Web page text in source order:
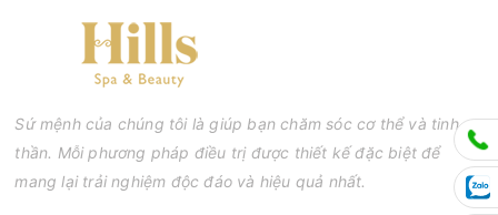
Sứ mệnh của chúng tôi là giúp bạn chăm sóc cơ thể và tinh
thần. Mỗi phương pháp điều trị được thiết kế đặc biệt để
mang lại trải nghiệm độc đáo và hiệu quả nhất.